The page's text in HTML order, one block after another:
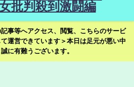
批判殺到激闘編
事等へアクセス、閲覧、こちらのサービ
運営できています＞本日は足元が悪い中
に有難うございます。